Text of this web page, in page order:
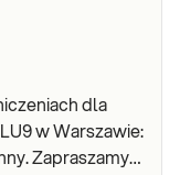
dla
w Warszawie: